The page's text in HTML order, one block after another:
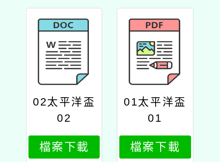
02太平洋盃
02
檔案下載
01太平洋盃
01
檔案下載